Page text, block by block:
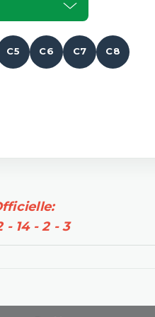
C5 C6 C7 C8
- 14 - 2 - 3